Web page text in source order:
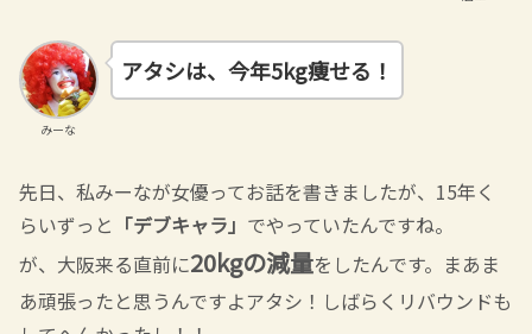
みーな
アタシは、今年5kg痩せる！
先日、私みーなが女優ってお話を書きましたが、15年く
らいずっと 「デブキャラ」 でやっていたんですね。
が、大阪来る直前に20kgの減量をしたんです。まあま
あ頑張ったと思うんですよアタシ！しばらくリバウンドも